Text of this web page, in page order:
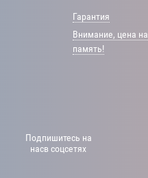
Гарантия
Внимание, цена на
память!
Подпишитесь на
насв соцсетях